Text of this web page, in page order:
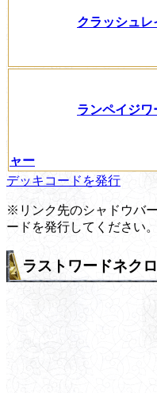
クラッシュレ
ランペイジ
ャー
デッキコードを発行
※リンク先のシャドウバ
ードを発行してください。
ラストワードネク